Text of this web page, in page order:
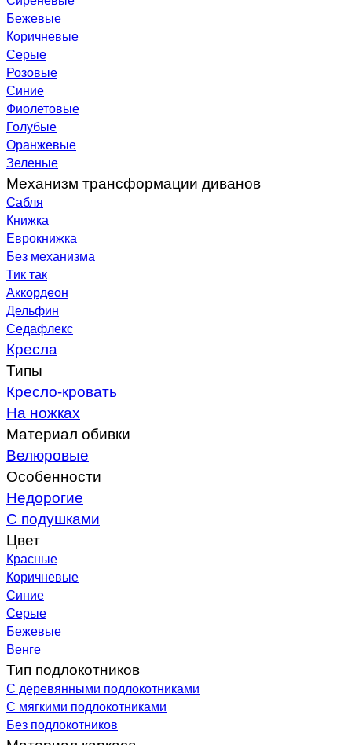
Бежевые
Коричневые
Серые
Розовые
Синие
Фиолетовые
Голубые
Оранжевые
Зеленые
Механизм трансформации диванов
Сабля
Книжка
Еврокнижка
Без механизма
Тик так
Аккордеон
Дельфин
Седафлекс
Кресла
Типы
Кресло-кровать
На ножках
Материал обивки
Велюровые
Особенности
Недорогие
С подушками
Цвет
Красные
Коричневые
Синие
Серые
Бежевые
Венге
Тип подлокотников
С деревянными подлокотниками
С мягкими подлокотниками
Без подлокотников